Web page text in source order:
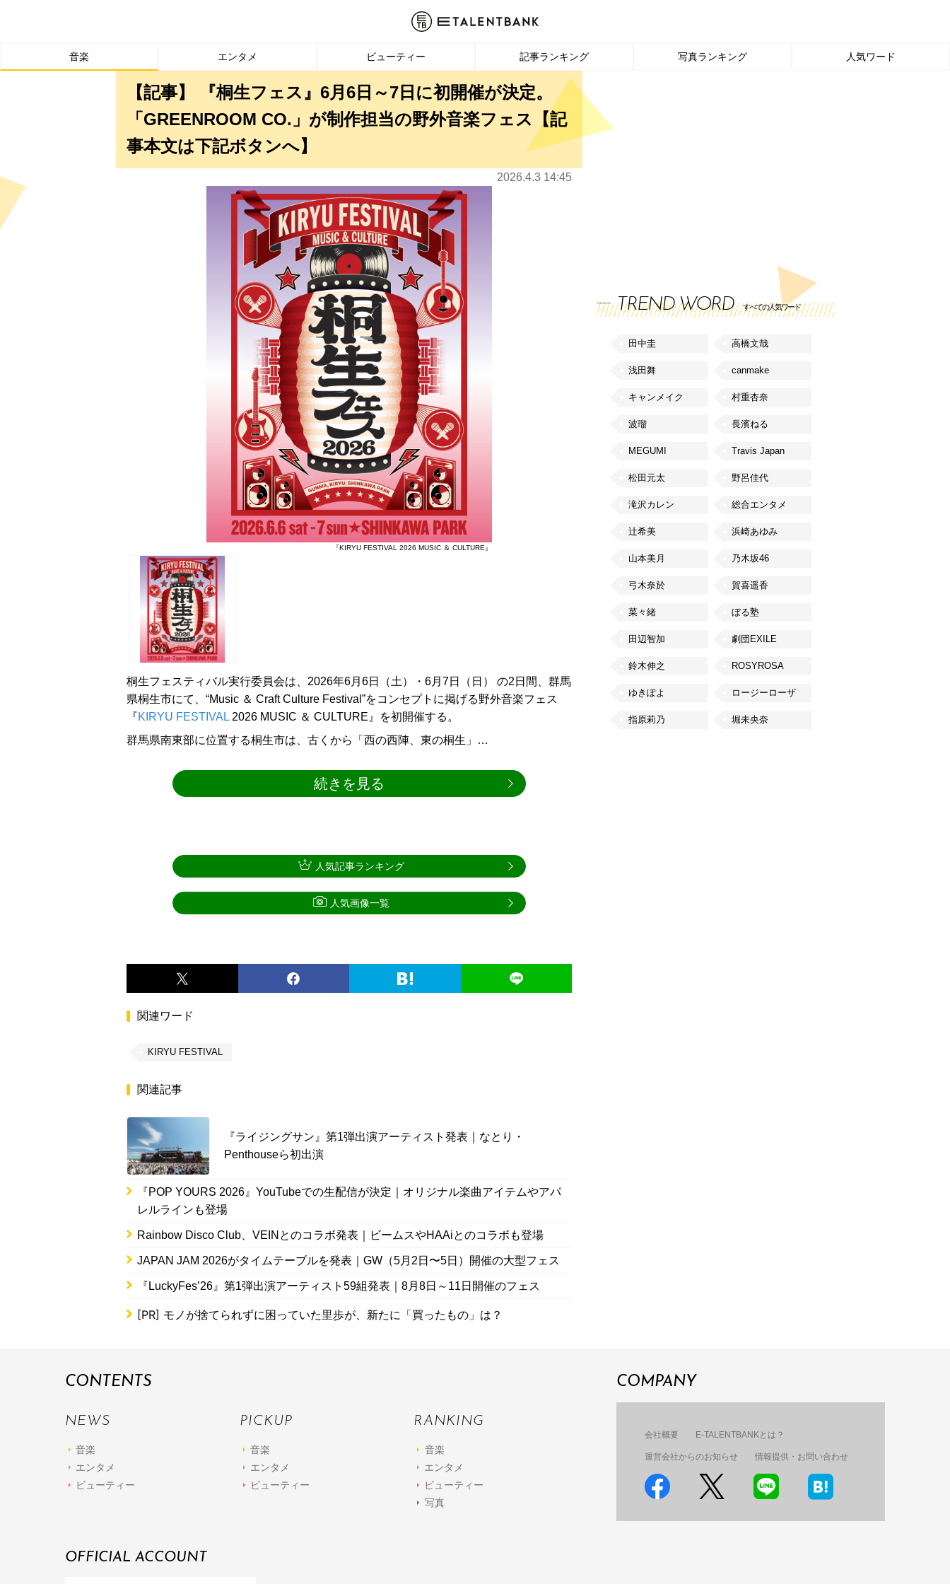
音楽 エンタメ ビューティー 記事ランキング 写真ランキング 人気ワード
【記事】 『桐生フェス』6月6日～7日に初開催が決定。
「GREENROOM CO.」が制作担当の野外音楽フェス【記
事本文は下記ボタンへ】
2026.4.3 14:45
『KIRYU FESTIVAL 2026 MUSIC ＆ CULTURE』
桐生フェスティバル実行委員会は、2026年6月6日（土）・6月7日（日） の2日間、群馬
県桐生市にて、“Music ＆ Craft Culture Festival”をコンセプトに掲げる野外音楽フェス
『KIRYU FESTIVAL 2026 MUSIC ＆ CULTURE』を初開催する。
群馬県南東部に位置する桐生市は、古くから「西の西陣、東の桐生」…
続きを見る
関連ワード
KIRYU FESTIVAL
関連記事
『ライジングサン』第1弾出演アーティスト発表｜なとり・
Penthouseら初出演
『POP YOURS 2026』YouTubeでの生配信が決定｜オリジナル楽曲アイテムやアパ
レルラインも登場
Rainbow Disco Club、VEINとのコラボ発表｜ビームスやHAAiとのコラボも登場
JAPAN JAM 2026がタイムテーブルを発表｜GW（5月2日〜5日）開催の大型フェス
『LuckyFes’26』第1弾出演アーティスト59組発表｜8月8日～11日開催のフェス
[PR] モノが捨てられずに困っていた里歩が、新たに「買ったもの」は？
人気記事ランキング
人気画像一覧
TREND WORD すべての人気ワード
田中圭 高橋文哉
浅田舞 canmake
キャンメイク 村重杏奈
波瑠 長濱ねる
MEGUMI Travis Japan
松田元太 野呂佳代
滝沢カレン 総合エンタメ
辻希美 浜崎あゆみ
山本美月 乃木坂46
弓木奈於 賀喜遥香
菜々緒 ぼる塾
田辺智加 劇団EXILE
鈴木伸之 ROSYROSA
ゆきぽよ ロージーローザ
指原莉乃 堀未央奈
CONTENTS
NEWS
音楽
エンタメ
ビューティー
PICKUP
音楽
エンタメ
ビューティー
RANKING
音楽
エンタメ
ビューティー
写真
COMPANY
会社概要 E-TALENTBANKとは？
運営会社からのお知らせ 情報提供・お問い合わせ
OFFICIAL ACCOUNT